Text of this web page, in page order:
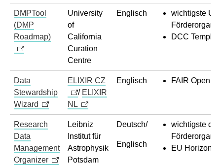
DMPTool
(DMP
Roadmap)
University
of
California
Curation
Centre
Englisch
wichtigste
DCC
Data
Stewardship
Wizard
ELIXIR CZ
/ ELIXIR
NL
Englisch FAIR Open
Research
Data
Management
Organizer
Leibniz
Institut für
Astrophysik
Potsdam
Deutsch/
Englisch
wichtigste
EU Horizon